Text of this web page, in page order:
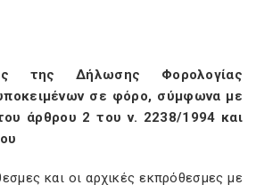
της Δήλωσης Φορολογίας
σε φόρο, σύμφωνα με
άρθρου 2 του ν. 2238/1994 και
και οι αρχικές εκπρόθεσμες με